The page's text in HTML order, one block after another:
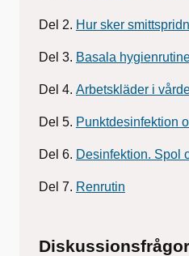
Del 2. Hur sker
Del 3. Basala
Del 4. Arbetskläder i
Del 5. Punktdesinfektion
Del 6. Desinfektion. Spol
Del 7. Renrutin